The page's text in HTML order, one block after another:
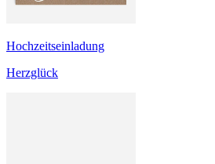
Hochzeitseinladung
Herzglück